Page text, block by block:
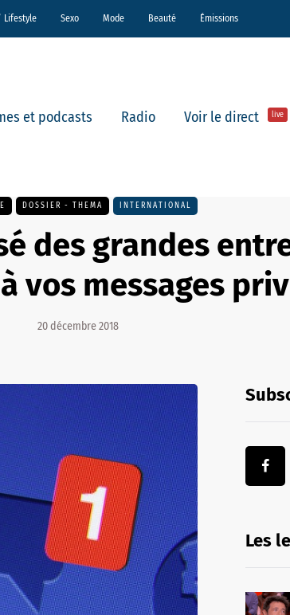
Lifestyle Sexo Mode Beauté Émissions
et podcasts Radio Voir le direct live
DOSSIER - THEMA INTERNATIONAL
des grandes
vos messages
20 décembre 2018
Les